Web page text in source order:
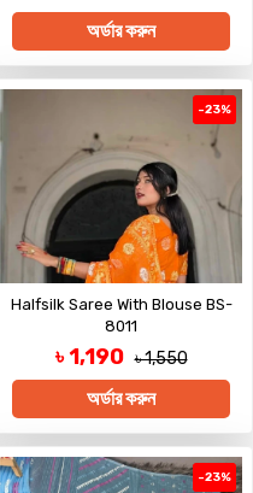
অর্ডার করুন
-23%
Halfsilk Saree With Blouse BS-
8011
৳ 1,190 ৳ 1,550
অর্ডার করুন
-23%